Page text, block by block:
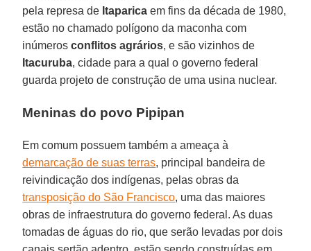
pela represa de Itaparica em fins da década de 1980,
estão no chamado polígono da maconha com
inúmerosconflitos agrários, e são vizinhos de
Itacuruba, cidade para a qual o governo federal
guarda projeto de construção de uma usina nuclear.
Meninas do povo Pipipan
Em comum possuem também a ameaça à
demarcação de suas terras, principal bandeira de
reivindicação dos indígenas, pelas obras da
transposição do São Francisco, uma das maiores
obras de infraestrutura do governo federal. As duas
tomadas de águas do rio, que serão levadas por dois